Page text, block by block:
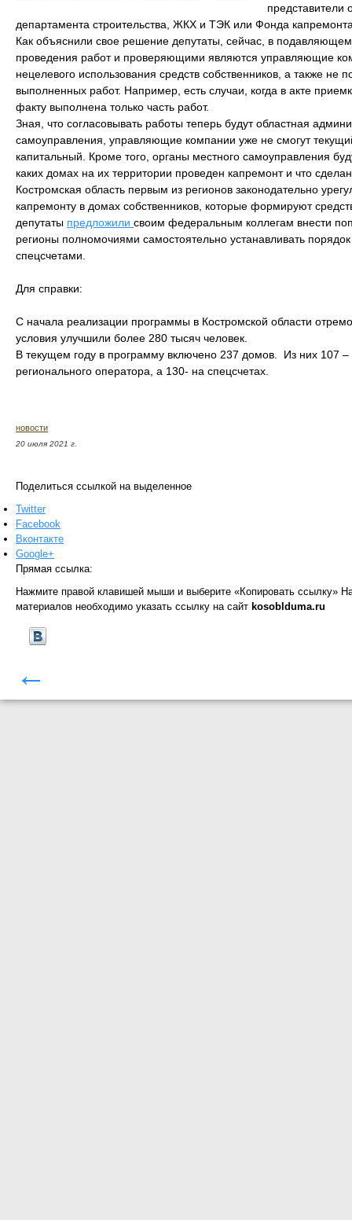
представители
департамента строительства, ЖКХ и ТЭК или Фонда
Как объяснили свое решение депутаты, сейчас, в
проведения работ и проверяющими являются управляющие
нецелевого использования средств собственников, а также не
выполненных работ. Например, есть случаи, когда в акте
факту выполнена только часть работ.
Зная, что согласовывать работы теперь будут областная
самоуправления, управляющие компании уже не смогут
капитальный. Кроме того, органы местного самоуправления
каких домах на их территории проведен капремонт и что
Костромская область первым из регионов законодательно
капремонту в домах собственников, которые формируют
депутаты предложили своим федеральным коллегам внести
регионы полномочиями самостоятельно устанавливать
спецсчетами.
Для справки:
С начала реализации программы в Костромской области
условия улучшили более 280 тысяч человек.
В текущем году в программу включено 237 домов. Из них 107
регионального оператора, а 130- на спецсчетах.
новости
20 июля 2021 г.
Поделиться ссылкой на выделенное
Twitter
Facebook
Вконтакте
Google+
Прямая ссылка:
Нажмите правой клавишей мыши и выберите «Копировать ссылку»
материалов необходимо указать ссылку на сайт kosoblduma.ru
←